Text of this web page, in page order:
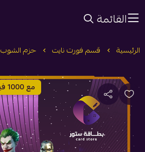
القائمة
الرئيسية قسم فورت نايت حزم الشوب
مع 1000 فيبوكس